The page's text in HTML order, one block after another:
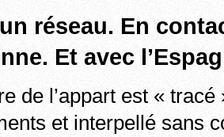
réseau. En
Et avec
de l’appart est «
et interpellé sans